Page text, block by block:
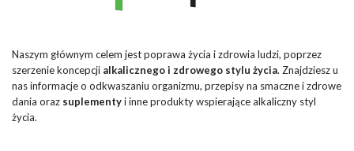
Naszym głównym celem jest poprawa życia i zdrowia ludzi, poprzez
szerzenie koncepcji alkalicznego i zdrowego stylu życia. Znajdziesz u
nas informacje o odkwaszaniu organizmu, przepisy na smaczne i zdrowe
dania oraz suplementyi inne produkty wspierające alkaliczny styl
życia.